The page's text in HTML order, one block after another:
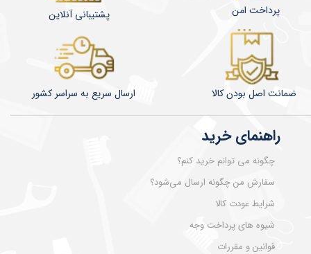
راهنمای خرید
چگونه می توانم خرید کنم؟
سفارش من چگونه ارسال می‌شود؟
شرایط عودت کالا
شیوه های پرداخت وجه
قوانین و مقررات
​​​​ارسال سریع به سراسر کشور ضمانت اصل بودن کالا
پشتیبانی آنلاین پرداخت امن